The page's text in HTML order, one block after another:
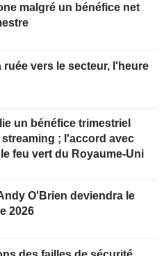
malgré un bénéfice net
ruée vers le secteur, l'heure
un bénéfice trimestriel
; l'accord avec
feu vert du Royaume-Uni
O'Brien deviendra le
2026